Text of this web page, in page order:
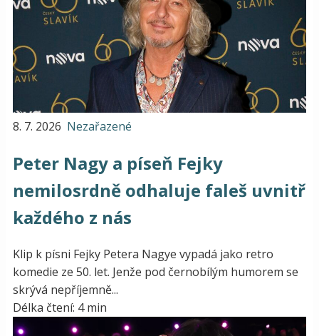
8. 7. 2026 Nezařazené
Peter Nagy a píseň Fejky
nemilosrdně odhaluje faleš uvnitř
každého z nás
Klip k písni Fejky Petera Nagye vypadá jako retro
komedie ze 50. let. Jenže pod černobílým humorem se
skrývá nepříjemně...
Délka čtení: 4 min